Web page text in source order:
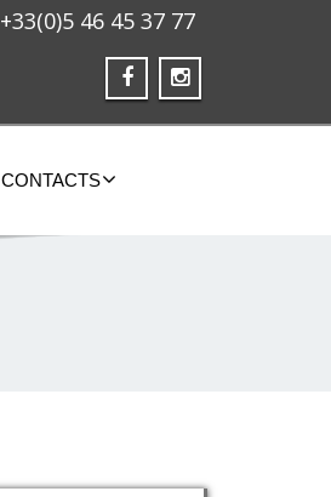
+33(0)5 46 45 37 77
CONTACTS